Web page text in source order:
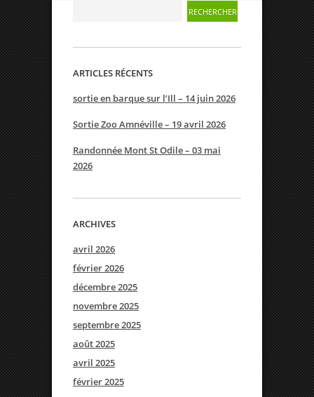
ARTICLES RÉCENTS
sortie en barque sur l’Ill – 14 juin 2026
Sortie Zoo Amnéville – 19 avril 2026
Randonnée Mont St Odile – 03 mai
2026
ARCHIVES
avril 2026
février 2026
décembre 2025
novembre 2025
septembre 2025
août 2025
avril 2025
février 2025